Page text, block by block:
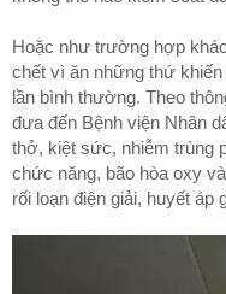
Hoặc như trường hợp
chết vì ăn những thứ
lần bình thường. Theo
đưa đến Bệnh viện Nhân
thở, kiệt sức, nhiễm trùng
chức năng, bão hòa oxy
rối loạn điện giải, huyết áp